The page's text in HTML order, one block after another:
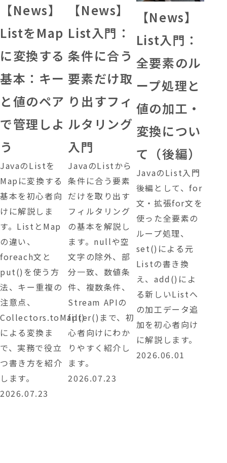
【News】
ListをMap
に変換する
基本：キー
と値のペア
で管理しよ
う
JavaのListを
Mapに変換する
基本を初心者向
けに解説しま
す。ListとMap
の違い、
foreach文と
put()を使う方
法、キー重複の
注意点、
Collectors.toMap()
による変換ま
で、実務で役立
つ書き方を紹介
します。
2026.07.23
【News】
List入門：
条件に合う
要素だけ取
り出すフィ
ルタリング
入門
JavaのListから
条件に合う要素
だけを取り出す
フィルタリング
の基本を解説し
ます。nullや空
文字の除外、部
分一致、数値条
件、複数条件、
Stream APIの
filter()まで、初
心者向けにわか
りやすく紹介し
ます。
2026.07.23
【News】
List入門：
全要素のル
ープ処理と
値の加工・
変換につい
て（後編）
JavaのList入門
後編として、for
文・拡張for文を
使った全要素の
ループ処理、
set()による元
Listの書き換
え、add()によ
る新しいListへ
の加工データ追
加を初心者向け
に解説します。
2026.06.01